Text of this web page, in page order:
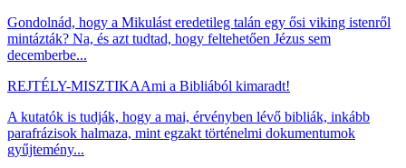
Gondolnád, hogy a Mikulást eredetileg talán egy ősi viking istenről
mintázták? Na, és azt tudtad, hogy feltehetően Jézus sem
decemberbe...
REJTÉLY-MISZTIKAAmi a Bibliából kimaradt!
A kutatók is tudják, hogy a mai, érvényben lévő bibliák, inkább
parafrázisok halmaza, mint egzakt történelmi dokumentumok
gyűjtemény...